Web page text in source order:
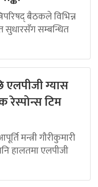
बैठकले विभिन्न
सुधारसँग सम्बन्धित
एलपीजी ग्यास
रेस्पोन्स टिम
मन्त्री गौरीकुमारी
हालतमा एलपीजी